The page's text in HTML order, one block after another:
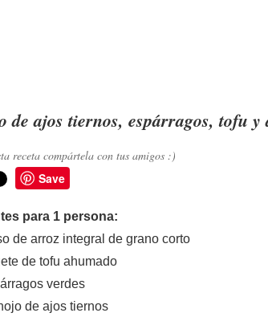
de ajos tiernos, espárragos, tofu y
receta compártela con tus amigos :)
Save
para 1 persona:
de arroz integral de grano corto
de tofu ahumado
verdes
de ajos tiernos